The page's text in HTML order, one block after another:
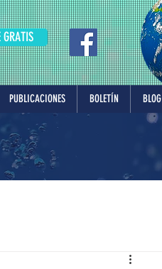
GRATIS
PUBLICACIONES BOLETÍN BLOG